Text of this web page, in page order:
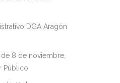
DGA Aragón
8 de noviembre,
Público